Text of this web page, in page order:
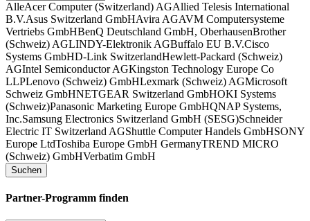
AlleAcer Computer (Switzerland) AGAllied Telesis International
B.V.Asus Switzerland GmbHAvira AGAVM Computersysteme
Vertriebs GmbHBenQ Deutschland GmbH, OberhausenBrother
(Schweiz) AGLINDY-Elektronik AGBuffalo EU B.V.Cisco
Systems GmbHD-Link SwitzerlandHewlett-Packard (Schweiz)
AGIntel Semiconductor AGKingston Technology Europe Co
LLPLenovo (Schweiz) GmbHLexmark (Schweiz) AGMicrosoft
Schweiz GmbHNETGEAR Switzerland GmbHOKI Systems
(Schweiz)Panasonic Marketing Europe GmbHQNAP Systems,
Inc.Samsung Electronics Switzerland GmbH (SESG)Schneider
Electric IT Switzerland AGShuttle Computer Handels GmbHSONY
Europe LtdToshiba Europe GmbH GermanyTREND MICRO
(Schweiz) GmbHVerbatim GmbH
Partner-Programm finden